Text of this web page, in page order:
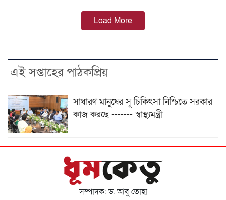
Load More
এই সপ্তাহের পাঠকপ্রিয়
সাধারণ মানুষের সূ চিকিৎসা নিশ্চিতে সরকার
কাজ করছে ------- স্বাস্থ্যমন্ত্রী
সম্পাদক: ড. আবু তোহা